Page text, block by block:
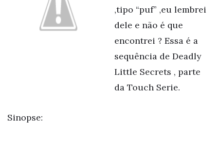
,tipo “puf” ,eu lembrei
dele e não é que
encontrei ? Essa é a
sequência de Deadly
Little Secrets , parte
da Touch Serie.
Sinopse: